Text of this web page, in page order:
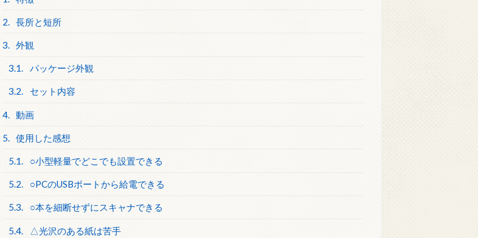
2. 長所と短所
3. 外観
3.1. パッケージ外観
3.2. セット内容
4. 動画
5. 使用した感想
5.1. ○小型軽量でどこでも設置できる
5.2. ○PCのUSBポートから給電できる
5.3. ○本を細断せずにスキャナできる
5.4. △光沢のある紙は苦手